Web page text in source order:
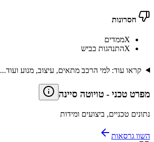
חסרונות
Xממדים
Xהתנהגות כביש
קראו עוד: למי הרכב מתאים, עיצוב, מנוע ועוד...
מפרט טכני - טויוטה סיינה
נתונים טכניים, ביצועים ומידות
השוו גרסאות